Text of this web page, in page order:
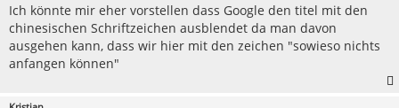
Ich könnte mir eher vorstellen dass Google den titel mit den
chinesischen Schriftzeichen ausblendet da man davon
ausgehen kann, dass wir hier mit den zeichen "sowieso nichts
anfangen können"